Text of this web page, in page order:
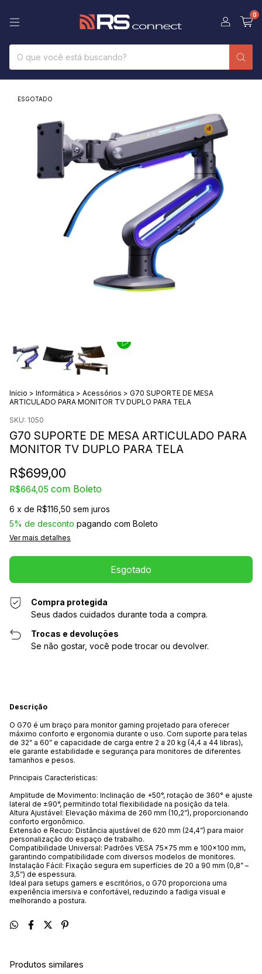
0
ESGOTADO
Início > Informática > Acessórios > G70 SUPORTE DE MESA
ARTICULADO PARA MONITOR TV DUPLO PARA TELA
SKU: 1050
G70 SUPORTE DE MESA ARTICULADO PARA
MONITOR TV DUPLO PARA TELA
R$699,00
R$664,05 com Boleto
6 x de R$116,50 sem juros
5% de desconto pagando com Boleto
Ver mais detalhes
Compra protegida
Seus dados cuidados durante toda a compra.
Trocas e devoluções
Se não gostar, você pode trocar ou devolver.
Descrição
O G70 é um braço para monitor gaming projetado para oferecer
máximo conforto e ergonomia durante o uso. Com suporte para telas
de 32” a 60” e capacidade de carga entre 2 a 20 kg (4,4 a 44 libras),
ele garante estabilidade e segurança para monitores de diferentes
tamanhos e pesos.
Principais Características:
Amplitude de Movimento: Inclinação de +50°, rotação de 360° e ajuste
lateral de ±90°, permitindo total flexibilidade na posição da tela.
Altura Ajustável: Elevação máxima de 260 mm (10,2”), proporcionando
conforto ergonômico.
Extensão e Recuo: Distância ajustável de 620 mm (24,4”) para maior
personalização do espaço de trabalho.
Compatibilidade Universal: Padrões VESA 75×75 mm e 100×100 mm,
garantindo compatibilidade com diversos modelos de monitores.
Instalação Fácil: Fixação segura em superfícies de 20 a 90 mm (0,8” –
3,5”) de espessura.
Ideal para setups gamers e escritórios, o G70 proporciona uma
experiência imersiva e confortável, reduzindo a fadiga visual e
melhorando a postura.
Produtos similares